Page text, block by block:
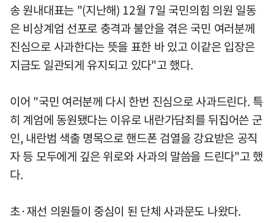
송 원내대표는 "(지난해) 12월 7일 국민의힘 의원 일동
은 비상계엄 선포로 충격과 불안을 겪은 국민 여러분께
진심으로 사과한다는 뜻을 표한 바 있고 이같은 입장은
지금도 일관되게 유지되고 있다"고 했다.
이어 "국민 여러분께 다시 한번 진심으로 사과드린다. 특
히 계엄에 동원됐다는 이유로 내란가담죄를 뒤집어쓴 군
인, 내란범 색출 명목으로 핸드폰 검열을 강요받은 공직
자 등 모두에게 깊은 위로와 사과의 말씀을 드린다"고 했
다.
초·재선 의원들이 중심이 된 단체 사과문도 나왔다.